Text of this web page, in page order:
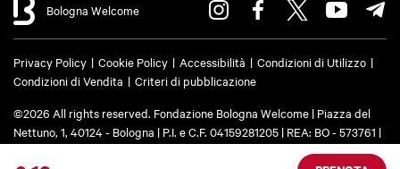
Bologna Welcome
Privacy Policy Cookie Policy Accessibilità
Condizioni di Utilizzo
Condizioni di Vendita
Criteri di pubblicazione
©2026 All rights reserved. Fondazione Bologna Welcome | Piazza del
Nettuno, 1, 40124 - Bologna | P.I. e C.F. 04159281205 | REA: BO - 573761 |
info@bolognawelcome.it|